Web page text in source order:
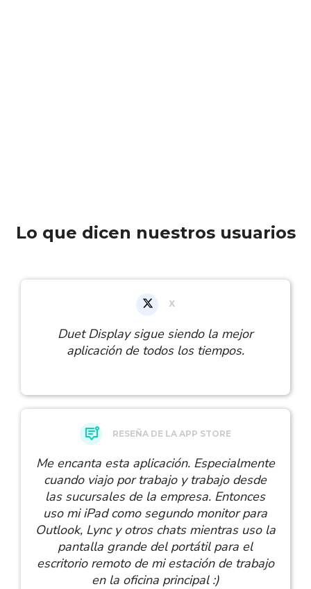
Lo que dicen nuestros usuarios
X
Duet Display sigue siendo la mejor
aplicación de todos los tiempos.
RESEÑA DE LA APP STORE
Me encanta esta aplicación. Especialmente
cuando viajo por trabajo y trabajo desde
las sucursales de la empresa. Entonces
uso mi iPad como segundo monitor para
Outlook, Lync y otros chats mientras uso la
pantalla grande del portátil para el
escritorio remoto de mi estación de trabajo
en la oficina principal :)